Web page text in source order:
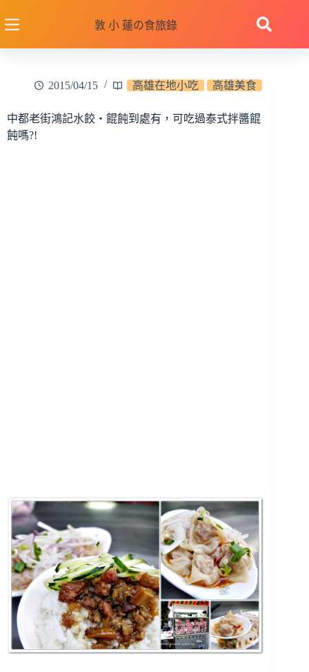
至
敦 小 蓮の食旅錄
2015/04/15 高雄在地小吃 高雄美食
中都老街鴻記水餃‧餛飩到處有，可吃過泰式拌醬餛
飩嗎?!